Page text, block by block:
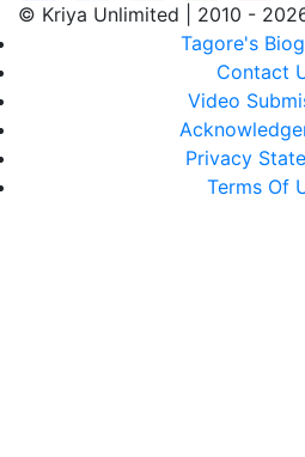
© Kriya Unlimited | 2010 -
Tagore's
Contact
Video
Privacy
Terms Of